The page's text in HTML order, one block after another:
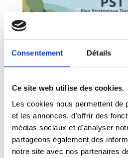
Consentement Détails
Ce site web utilise des cookies.
Les cookies nous permettent de
et les annonces, d'offrir des
médias sociaux et d'analyser
partageons également des
notre site avec nos partenaires
Compte rendu du conseil
byPierre Philippe Balon|Juin
Communal
Approbation du plan